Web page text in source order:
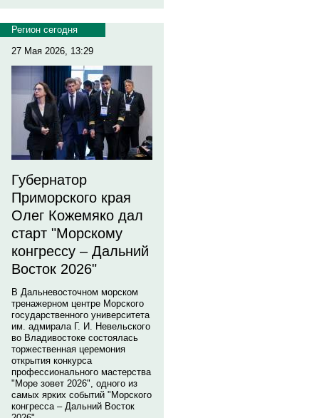
Регион сегодня
27 Мая 2026, 13:29
Губернатор
Приморского края
Олег Кожемяко дал
старт "Морскому
конгрессу – Дальний
Восток 2026"
В Дальневосточном морском
тренажерном центре Морского
государственного университета
им. адмирала Г. И. Невельского
во Владивостоке состоялась
торжественная церемония
открытия конкурса
профессионального мастерства
"Море зовет 2026", одного из
самых ярких событий "Морского
конгресса – Дальний Восток